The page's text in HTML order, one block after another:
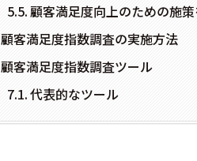
顧客満足度向上のための施
顧客満足度指数調査の実施方法
顧客満足度指数調査ツール
代表的なツール